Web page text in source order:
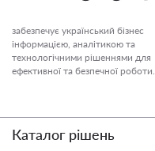
забезпечує український бізнес
інформацією, аналітикою та
технологічними рішеннями для
ефективної та безпечної роботи.
Каталог рішень